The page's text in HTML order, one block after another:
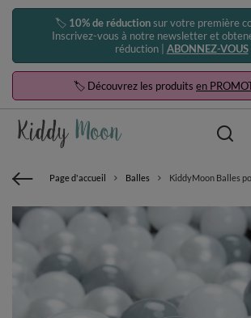
🏷️ 10% de réductionsur votre première
Inscrivez-vous à notre newsletter et
réduction | ABONNEZ-VOUS
🏷️ Découvrez les produits en
Page d'accueil Balles KiddyMoon Balles